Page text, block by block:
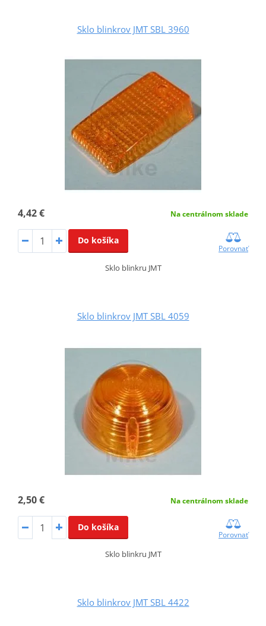
Sklo blinkrov JMT SBL 3960
4,42 € Na centrálnom sklade
Do košíka
Porovnať
Sklo blinkru JMT
Sklo blinkrov JMT SBL 4059
2,50 € Na centrálnom sklade
Do košíka
Porovnať
Sklo blinkru JMT
Sklo blinkrov JMT SBL 4422